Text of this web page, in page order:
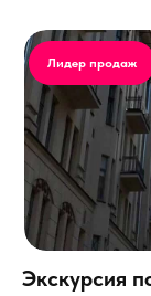
Лидер продаж
Экскурсия